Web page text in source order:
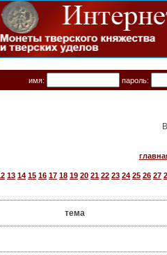
имя: пароль:
13 14 15 16 17 18 19 20 21 22 23 24 25 26 27
тема